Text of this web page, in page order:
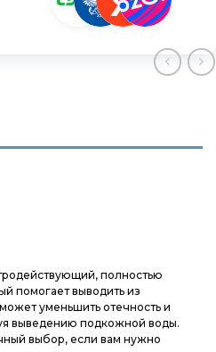
полностью
помогает выводить из
уменьшить отечность и
выведению подкожной воды.
выбор, если вам нужно